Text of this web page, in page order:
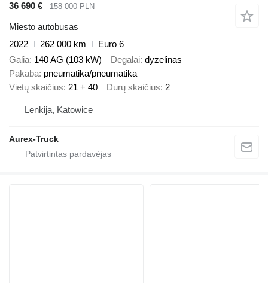
36 690 €
158 000 PLN
Miesto autobusas
2022
262 000 km
Euro 6
Galia 140 AG (103 kW) Degalai dyzelinas
Pakaba pneumatika/pneumatika
Vietų skaičius 21 + 40 Durų skaičius 2
Lenkija, Katowice
Aurex-Truck